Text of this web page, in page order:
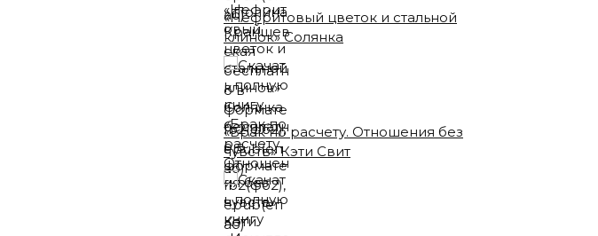
«Нефритовый цветок и стальной
клинок» Солянка
«Брак по расчету. Отношения без
чувств» Кэти Свит